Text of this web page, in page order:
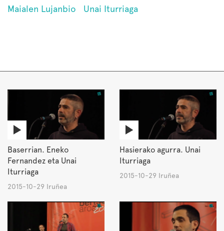
Maialen Lujanbio Unai Iturriaga
Baserrian. Eneko
Fernandez eta Unai
Iturriaga
2015-10-29 Iruñea
Hasierako agurra. Unai
Iturriaga
2015-10-29 Iruñea